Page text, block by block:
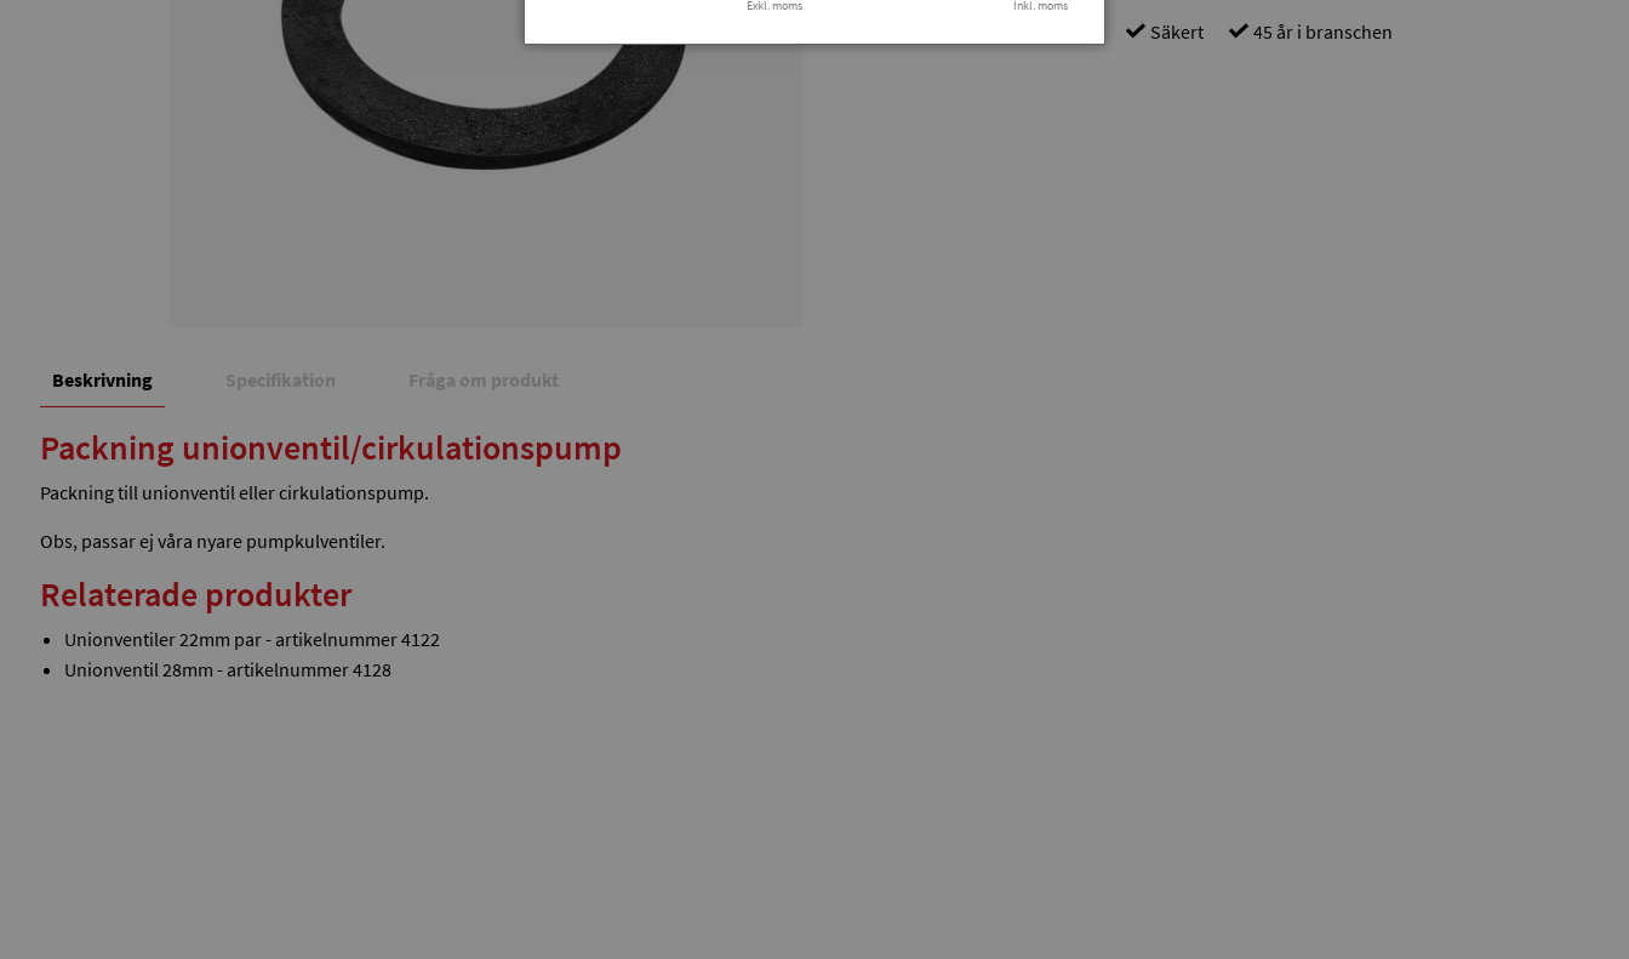
Säkert 45 år i branschen
Beskrivning Specifikation Fråga om produkt
Packning unionventil/cirkulationspump
Packning till unionventil eller cirkulationspump.
Obs, passar ej våra nyare pumpkulventiler.
Relaterade produkter
Unionventiler 22mm par - artikelnummer 4122
Unionventil 28mm - artikelnummer 4128
Exkl. moms Inkl. moms